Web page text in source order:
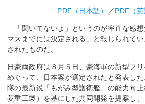
PDF（日本語） ／PDF（
「聞いてないよ」というのが率直な感想
マスまでには決定される」と報じられて
されたものだ。
日豪両政府は８月５日、豪海軍の新型フ
めぐって、日本案が選定されたと発表し
隊の最新鋭「もがみ型護衛艦」の能力向
菱重工製）を基にした共同開発を提案し